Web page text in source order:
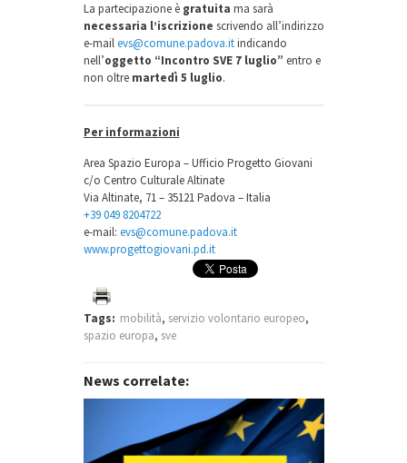
La partecipazione ègratuita ma sarà
necessaria l’iscrizione scrivendo all’indirizzo
e-mailevs@comune.padova.itindicando
nell’oggetto “Incontro SVE 7 luglio” entro e
non oltre martedì 5 luglio.
Per informazioni
Area Spazio Europa – Ufficio Progetto Giovani
c/o Centro Culturale Altinate
Via Altinate, 71 – 35121 Padova – Italia
+39 049 8204722
e-mail: evs@comune.padova.it
www.progettogiovani.pd.it
Tags: mobilità, servizio volontario europeo,
spazio europa, sve
News correlate: